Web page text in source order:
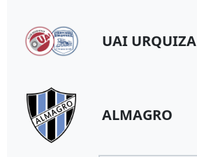
UAI URQUIZA
ALMAGRO